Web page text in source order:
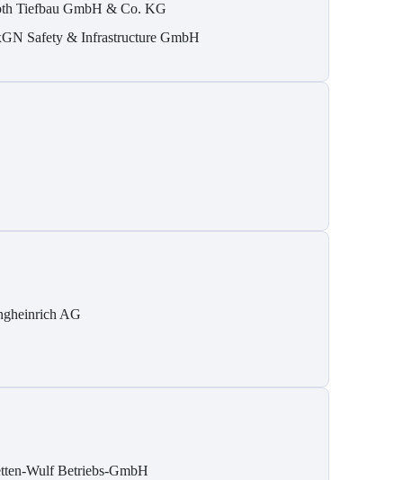
Tiefbau GmbH & Co. KG
Safety & Infrastructure GmbH
AG
Wulf Betriebs-GmbH